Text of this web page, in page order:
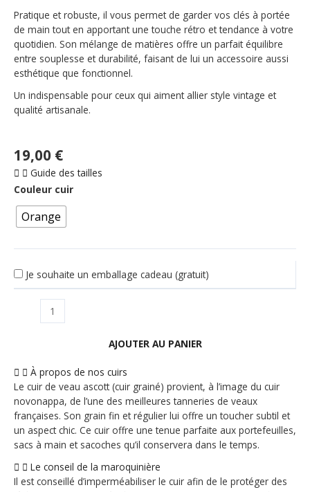
Pratique et robuste, il vous permet de garder vos clés à portée
de main tout en apportant une touche rétro et tendance à votre
quotidien. Son mélange de matières offre un parfait équilibre
entre souplesse et durabilité, faisant de lui un accessoire aussi
esthétique que fonctionnel.
Un indispensable pour ceux qui aiment allier style vintage et
qualité artisanale.
19,00 €
Guide des tailles
Couleur cuir
Orange
Je souhaite un emballage cadeau (gratuit)
AJOUTER AU PANIER
À propos de nos cuirs
Le cuir de veau ascott (cuir grainé) provient, à l’image du cuir
novonappa, de l’une des meilleures tanneries de veaux
françaises. Son grain fin et régulier lui offre un toucher subtil et
un aspect chic. Ce cuir offre une tenue parfaite aux portefeuilles,
sacs à main et sacoches qu’il conservera dans le temps.
Le conseil de la maroquinière
Il est conseillé d’imperméabiliser le cuir afin de le protéger des